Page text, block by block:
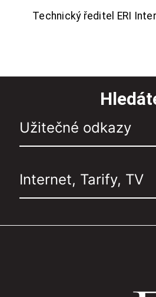
Technický ředitel ERI
Užitečné odkazy
Internet, Tarify, TV